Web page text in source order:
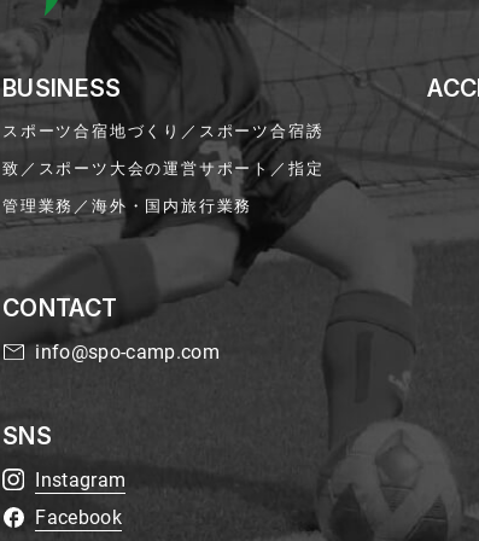
BUSINESS
スポーツ合宿地づくり／スポーツ合宿誘
致／スポーツ大会の運営サポート／指定
管理業務／海外・国内旅行業務
CONTACT
info@spo-camp.com
SNS
Instagram
Facebook